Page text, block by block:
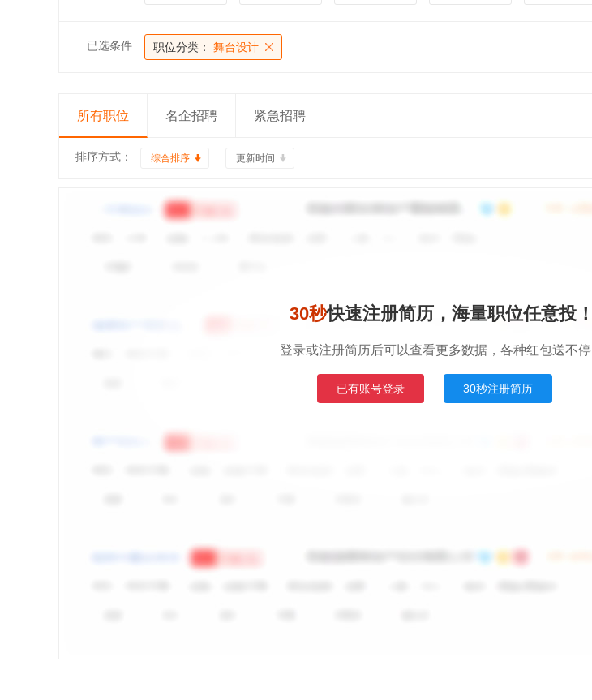
已选条件 职位分类： 舞台设计
所有职位 名企招聘 紧急招聘
排序方式： 综合排序 更新时间
30秒快速注册简历，海量职位任意投！
登录或注册简历后可以查看更多数据，各种红包送不停
已有账号登录 30秒注册简历